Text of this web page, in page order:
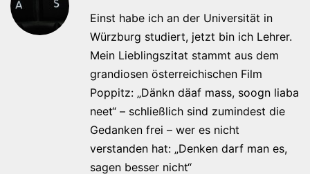
Einst habe ich an der Universität in
Würzburg studiert, jetzt bin ich Lehrer.
Mein Lieblingszitat stammt aus dem
grandiosen österreichischen Film
Poppitz: „Dänkn däaf mass, soogn liaba
neet“ – schließlich sind zumindest die
Gedanken frei – wer es nicht
verstanden hat: „Denken darf man es,
sagen besser nicht“